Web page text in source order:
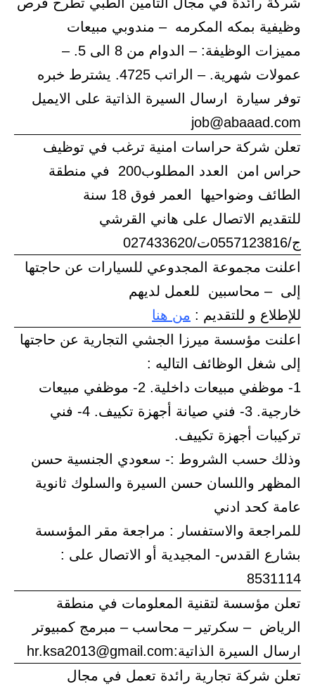
وظيفية بمكه المكرمه – مندوبي مبيعات
مميزات الوظيفة: – الدوام من 8 الى 5. –
عمولات شهرية. – الراتب 4725. يشترط خبره
توفر سيارة ارسال السيرة الذاتية على الايميل
job@abaaad.com
تعلن شركة حراسات امنية ترغب في توظيف
حراس امن العدد المطلوب200 في منطقة
الطائف وضواحيها العمر فوق 18 سنة
للتقديم الاتصال على هاني القرشي
ج/0557123816ت/027433620
اعلنت مجموعة المجدوعي للسيارات عن حاجتها
إلى – محاسبين للعمل لديهم
للإطلاع و للتقديم : من هنا
اعلنت مؤسسة ميرزا الجشي التجارية عن حاجتها
إلى شغل الوظائف التاليه :
1- موظفي مبيعات داخلية. 2- موظفي مبيعات
خارجية. 3- فني صيانة أجهزة تكييف. 4- فني
تركيبات أجهزة تكييف.
وذلك حسب الشروط :- سعودي الجنسية حسن
المظهر واللسان حسن السيرة والسلوك ثانوية
عامة كحد ادني
للمراجعة والاستفسار : مراجعة مقر المؤسسة
بشارع القدس- المجيدية أو الاتصال على :
8531114
تعلن مؤسسة لتقنية المعلومات في منطقة
الرياض – سكرتير – محاسب – مبرمج كمبيوتر
ارسال السيرة الذاتية:hr.ksa2013@gmail.com
تعلن شركة تجارية رائدة تعمل في مجال